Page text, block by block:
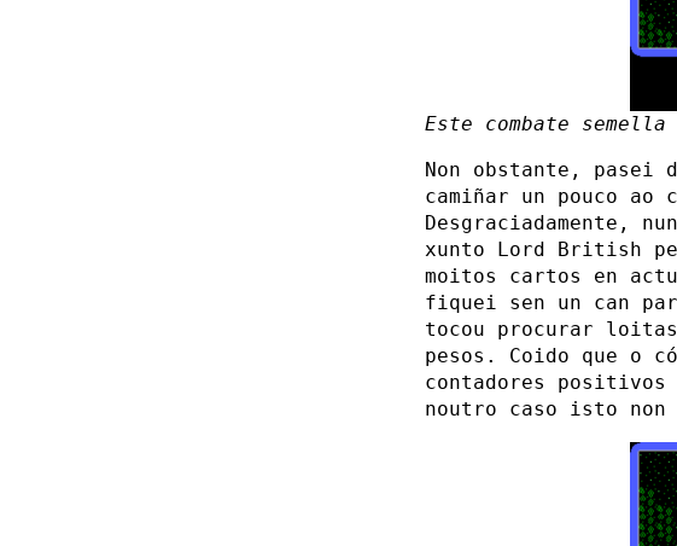
Este combate
Non obstante, pasei
camiñar un pouco
Desgraciadamente,
xunto Lord British
moitos cartos en
fiquei sen un can
tocou procurar
pesos. Coido que o
contadores positivos
noutro caso isto non